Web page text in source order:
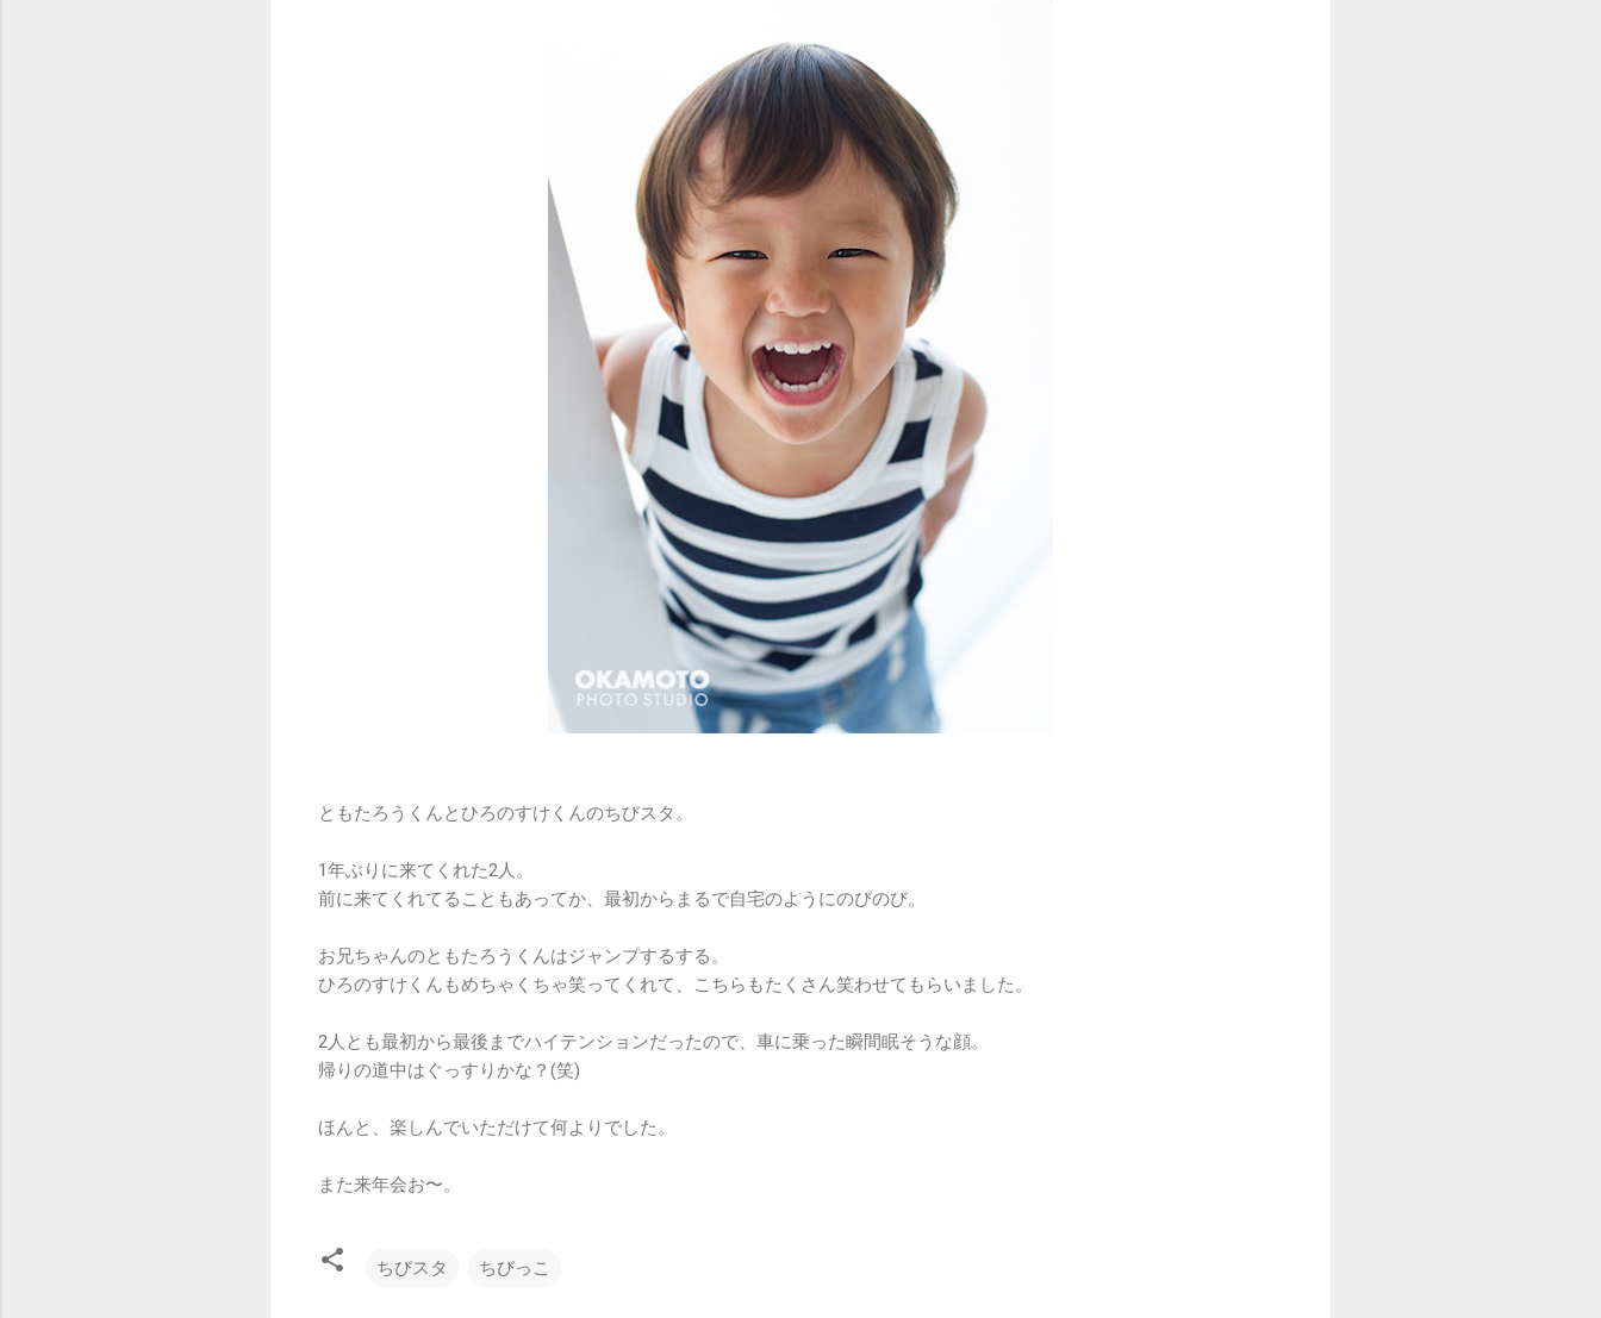
ともたろうくんとひろのすけくんのちびスタ。
1年ぶりに来てくれた2人。
前に来てくれてることもあってか、最初からまるで自宅のようにのびのび。
お兄ちゃんのともたろうくんはジャンプするする。
ひろのすけくんもめちゃくちゃ笑ってくれて、こちらもたくさん笑わせてもらいました。
2人とも最初から最後までハイテンションだったので、車に乗った瞬間眠そうな顔。
帰りの道中はぐっすりかな？(笑)
ほんと、楽しんでいただけて何よりでした。
また来年会お〜。
ちびスタ ちびっこ